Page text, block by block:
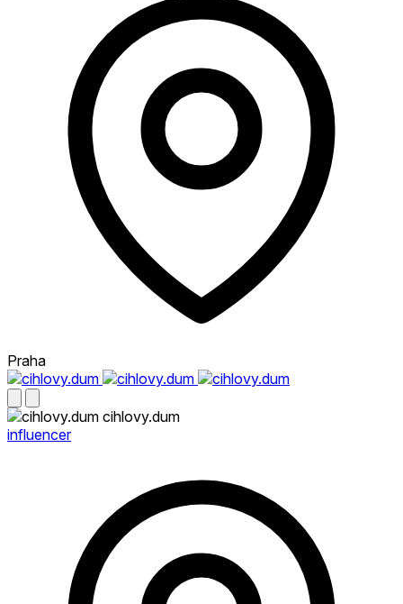
Praha
cihlovy.dum
influencer